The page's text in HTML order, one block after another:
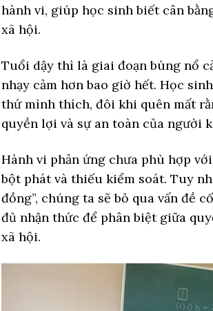
hành vi, giúp học sinh biết cân
xã hội.
Tuổi dậy thì là giai đoạn bùng nổ
nhạy cảm hơn bao giờ hết. Học
thứ mình thích, đôi khi quên mất
quyền lợi và sự an toàn của người
Hành vi phản ứng chưa phù hợp
bột phát và thiếu kiểm soát. Tuy
đồng”, chúng ta sẽ bỏ qua vấn đề
đủ nhận thức để phân biệt giữa
xã hội.